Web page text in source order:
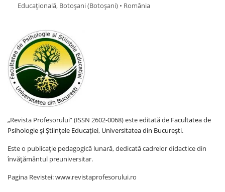
Educațională, Botoșani (Botoşani) • România
„Revista Profesorului” (ISSN 2602-0068) este editată de Facultatea de
Psihologie și Științele Educației, Universitatea din București.
Este o publicație pedagogică lunară, dedicată cadrelor didactice din
învățământul preuniversitar.
Pagina Revistei: www.revistaprofesorului.ro